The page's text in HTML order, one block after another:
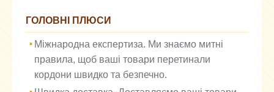
ГОЛОВНІ ПЛЮСИ
Міжнародна експертиза. Ми знаємо митні
правила, щоб ваші товари перетинали
кордони швидко та безпечно.